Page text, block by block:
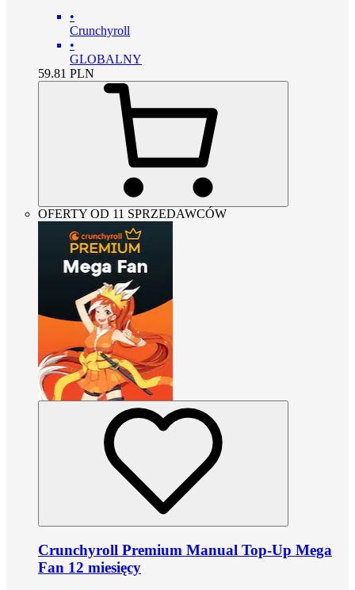
•
Crunchyroll
•
GLOBALNY
59.81 PLN
OFERTY OD 11 SPRZEDAWCÓW
Crunchyroll Premium Manual Top-Up Mega
Fan 12 miesięcy